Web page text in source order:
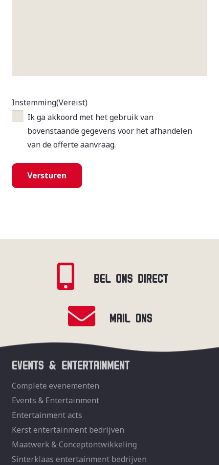
Instemming(Vereist)
Ik ga akkoord met het gebruik van
bovenstaande gegevens voor het afhandelen
van de offerte aanvraag.
BEL ONS DIRECT
MAIL ONS
EVENTS & ENTERTAINMENT
Complete evenementen
Events & Entertainment
Entertainment acts
Kerst entertainment bedrijven
Maatwerk & Conceptontwikkeling
Sinterklaas entertainment bedrijven